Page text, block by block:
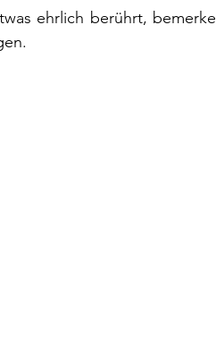
ehrlich berührt, bemerke